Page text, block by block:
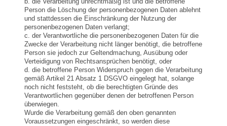
b. die Verarbeitung unrechtmäßig ist und die betroffene
Person die Löschung der personenbezogenen Daten ablehnt
und stattdessen die Einschränkung der Nutzung der
personenbezogenen Daten verlangt;
c. der Verantwortliche die personenbezogenen Daten für die
Zwecke der Verarbeitung nicht länger benötigt, die betroffene
Person sie jedoch zur Geltendmachung, Ausübung oder
Verteidigung von Rechtsansprüchen benötigt, oder
d. die betroffene Person Widerspruch gegen die Verarbeitung
gemäß Artikel 21 Absatz 1 DSGVO eingelegt hat, solange
noch nicht feststeht, ob die berechtigten Gründe des
Verantwortlichen gegenüber denen der betroffenen Person
überwiegen.
Wurde die Verarbeitung gemäß den oben genannten
Voraussetzungen eingeschränkt, so werden diese